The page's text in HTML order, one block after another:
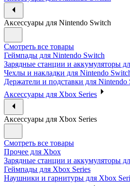
Аксессуары для Nintendo Switch
Смотреть все товары
Геймпады для Nintendo Switch
Зарядные станции и аккумуляторы
Чехлы и накладки для Nintendo
Держатели и подставки для Nintendo
Аксессуары для Xbox Series
Аксессуары для Xbox Series
Смотреть все товары
Прочее для Xbox
Зарядные станции и аккумуляторы
Геймпады для Xbox Series
Наушники и гарнитуры для Xbox